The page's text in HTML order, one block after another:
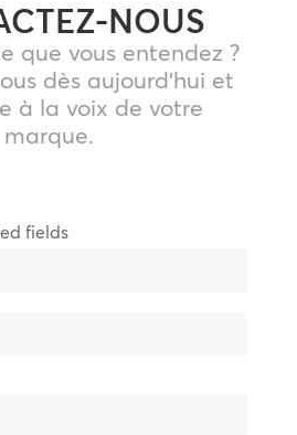
NOUS
que vous entendez ?
dès aujourd’hui et
à la voix de votre
marque.
fields